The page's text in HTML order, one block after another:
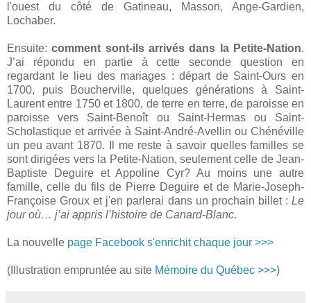
l'ouest du côté de Gatineau, Masson, Ange-Gardien,
Lochaber.
Ensuite:comment sont-ils arrivés dans la Petite-Nation.
J’ai répondu en partie à cette seconde question en
regardant le lieu des mariages : départ de Saint-Ours en
1700, puis Boucherville, quelques générations à Saint-
Laurent entre 1750 et 1800, de terre en terre, de paroisse en
paroisse vers Saint-Benoît ou Saint-Hermas ou Saint-
Scholastique et arrivée à Saint-André-Avellin ou Chénéville
un peu avant 1870. Il me reste à savoir quelles familles se
sont dirigées vers la Petite-Nation, seulement celle de Jean-
Baptiste Deguire et Appoline Cyr? Au moins une autre
famille, celle du fils de Pierre Deguire et de Marie-Joseph-
Françoise Groux et j'en parlerai dans un prochain billet : Le
jour où… j’ai appris l’histoire de Canard-Blanc.
La nouvelle page Facebook s'enrichit chaque jour >>>
(Illustration empruntée au site Mémoire du Québec >>>)